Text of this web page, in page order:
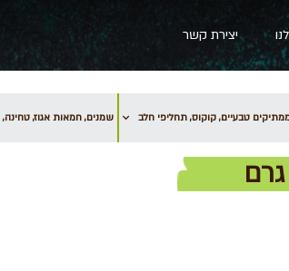
יצירת קשר
טבעיים, קוקוס, תחליפי חלב שמנים, חמאות אגוז, טחינה,